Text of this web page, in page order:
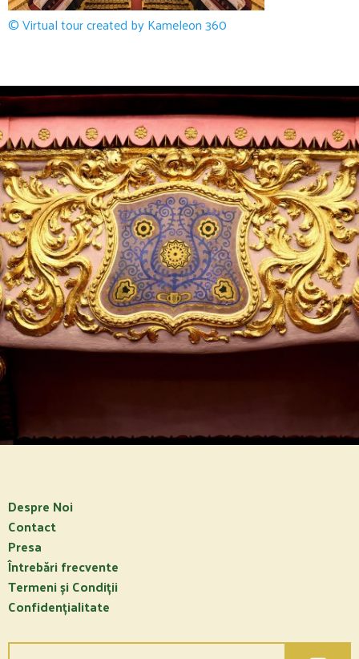
© Virtual tour created by Kameleon 360
Despre Noi
Contact
Presa
Întrebări frecvente
Termeni și Condiții
Confidențialitate